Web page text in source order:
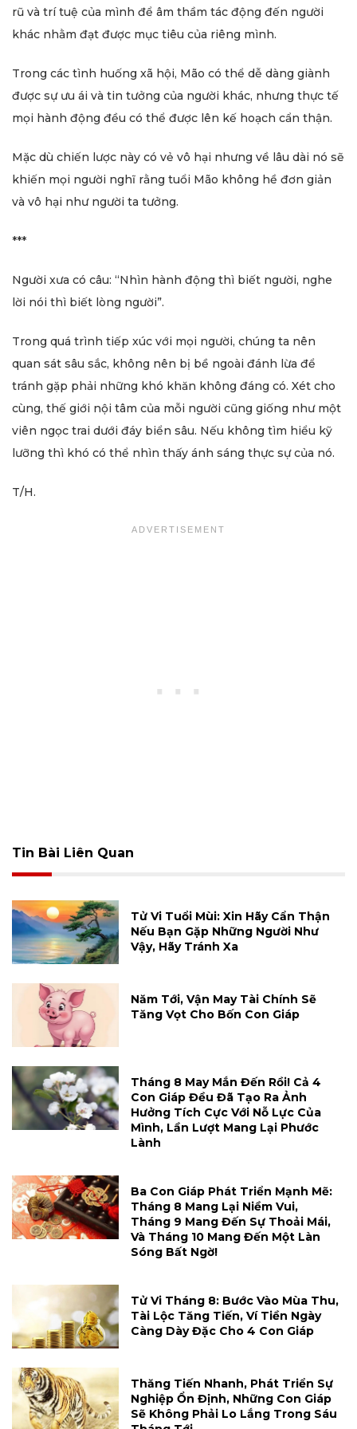
rũ và trí tuệ của mình để âm thầm tác động đến người
khác nhằm đạt được mục tiêu của riêng mình.
Trong các tình huống xã hội, Mão có thể dễ dàng giành
được sự ưu ái và tin tưởng của người khác, nhưng thực tế
mọi hành động đều có thể được lên kế hoạch cẩn thận.
Mặc dù chiến lược này có vẻ vô hại nhưng về lâu dài nó sẽ
khiến mọi người nghĩ rằng tuổi Mão không hề đơn giản
và vô hại như người ta tưởng.
***
Người xưa có câu: “Nhìn hành động thì biết người, nghe
lời nói thì biết lòng người”.
Trong quá trình tiếp xúc với mọi người, chúng ta nên
quan sát sâu sắc, không nên bị bề ngoài đánh lừa để
tránh gặp phải những khó khăn không đáng có. Xét cho
cùng, thế giới nội tâm của mỗi người cũng giống như một
viên ngọc trai dưới đáy biển sâu. Nếu không tìm hiểu kỹ
lưỡng thì khó có thể nhìn thấy ánh sáng thực sự của nó.
T/H.
Tin Bài Liên Quan
Tử Vi Tuổi Mùi: Xin Hãy Cẩn Thận
Nếu Bạn Gặp Những Người Như
Vậy, Hãy Tránh Xa
Năm Tới, Vận May Tài Chính Sẽ
Tăng Vọt Cho Bốn Con Giáp
Tháng 8 May Mắn Đến Rồi! Cả 4
Con Giáp Đều Đã Tạo Ra Ảnh
Hưởng Tích Cực Với Nỗ Lực Của
Mình, Lần Lượt Mang Lại Phước
Lành
Ba Con Giáp Phát Triển Mạnh Mẽ:
Tháng 8 Mang Lại Niềm Vui,
Tháng 9 Mang Đến Sự Thoải Mái,
Và Tháng 10 Mang Đến Một Làn
Sóng Bất Ngờ!
Tử Vi Tháng 8: Bước Vào Mùa Thu,
Tài Lộc Tăng Tiến, Ví Tiền Ngày
Càng Dày Đặc Cho 4 Con Giáp
Thăng Tiến Nhanh, Phát Triển Sự
Nghiệp Ổn Định, Những Con Giáp
Sẽ Không Phải Lo Lắng Trong Sáu